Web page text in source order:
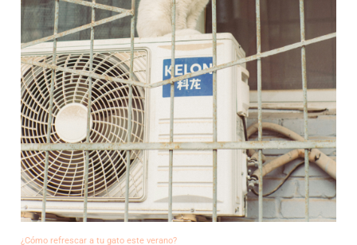
¿Cómo refrescar a tu gato este verano?